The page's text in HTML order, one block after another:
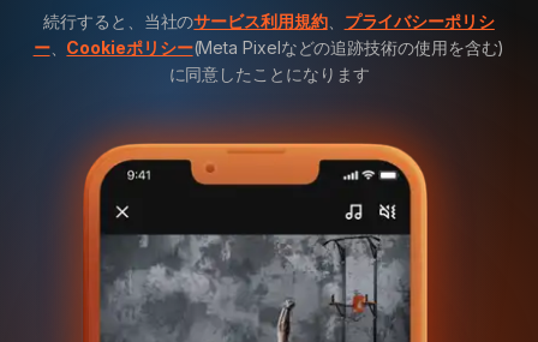
続行すると、当社のサービス利用規約、 プライバシーポリシ
ー、 Cookieポリシー(Meta Pixelなどの追跡技術の使用を含む)
に同意したことになります